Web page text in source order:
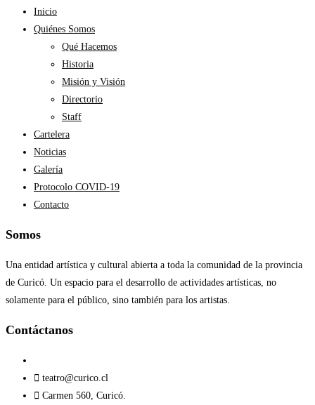
Inicio
Quiénes Somos
Qué Hacemos
Historia
Misión y Visión
Directorio
Staff
Cartelera
Noticias
Galería
Protocolo COVID-19
Contacto
Somos
Una entidad artística y cultural abierta a toda la comunidad de la provincia
de Curicó. Un espacio para el desarrollo de actividades artísticas, no
solamente para el público, sino también para los artistas.
Contáctanos​
teatro@curico.cl
Carmen 560, Curicó.